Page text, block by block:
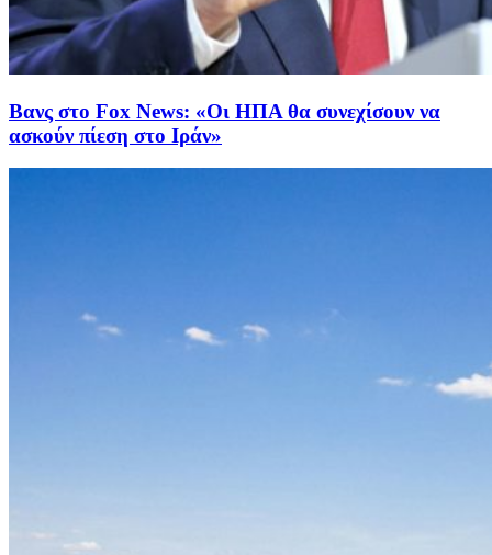
Βανς στο Fox News: «Οι ΗΠΑ θα συνεχίσουν να
ασκούν πίεση στο Ιράν»